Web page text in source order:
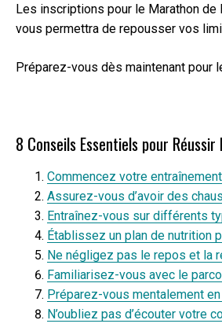
Les inscriptions pour le Marathon de
vous permettra de repousser vos
Préparez-vous dès maintenant pour
8 Conseils Essentiels pour
Commencez votre
Assurez-vous d’avoir des
Entraînez-vous sur différents
Établissez un plan de nutrition
Ne négligez pas le repos et la
Familiarisez-vous avec le
Préparez-vous mentalement
N’oubliez pas d’écouter votre